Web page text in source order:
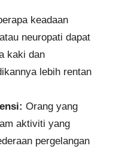
keadaan
neuropati dapat
kaki dan
lebih rentan
Orang yang
aktiviti yang
pergelangan